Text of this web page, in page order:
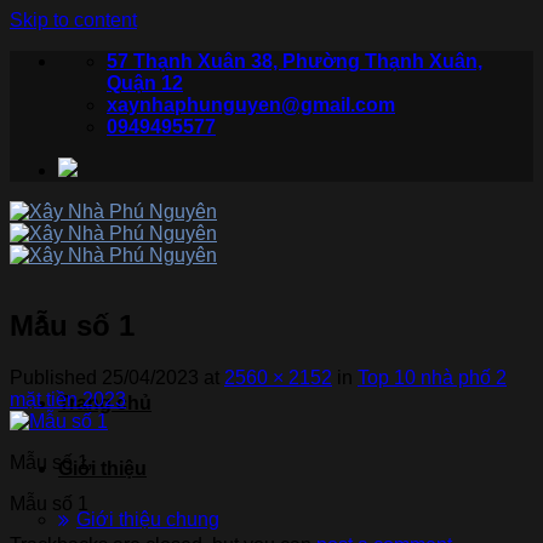
Skip to content
57 Thạnh Xuân 38, Phường Thạnh Xuân,
Quận 12
xaynhaphunguyen@gmail.com
0949495577
Trang chủ
Giới thiệu
Giới thiệu chung
Mẫu số 1
Published 25/04/2023 at 2560 × 2152 in Top 10 nhà phố 2
mặt tiền 2023
Mẫu số 1
Mẫu số 1